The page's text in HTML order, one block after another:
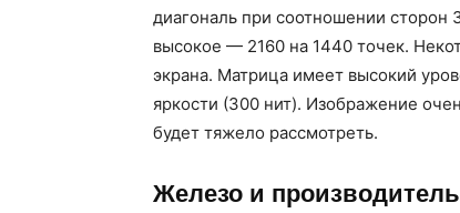
диагональ при соотношении сторон
высокое — 2160 на 1440 точек.
экрана. Матрица имеет высокий
яркости (300 нит). Изображение
будет тяжело рассмотреть.
Железо и